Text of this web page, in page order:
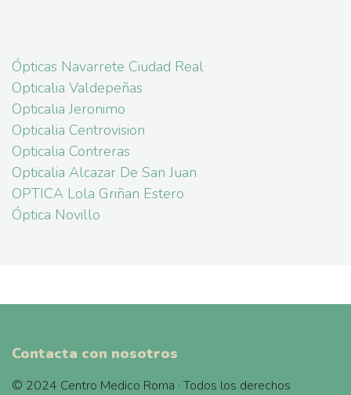
Ópticas Navarrete Ciudad Real
Opticalia Valdepeñas
Opticalia Jeronimo
Opticalia Centrovision
Opticalia Contreras
Opticalia Alcazar De San Juan
OPTICA Lola Griñan Estero
Óptica Novillo
Contacta con nosotros
© 2024 Centro Medico Roma · Todos los derechos